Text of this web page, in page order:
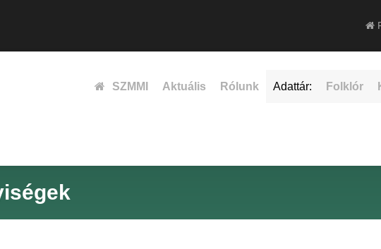
SZMMI Aktuális Rólunk Adattár: Folklór